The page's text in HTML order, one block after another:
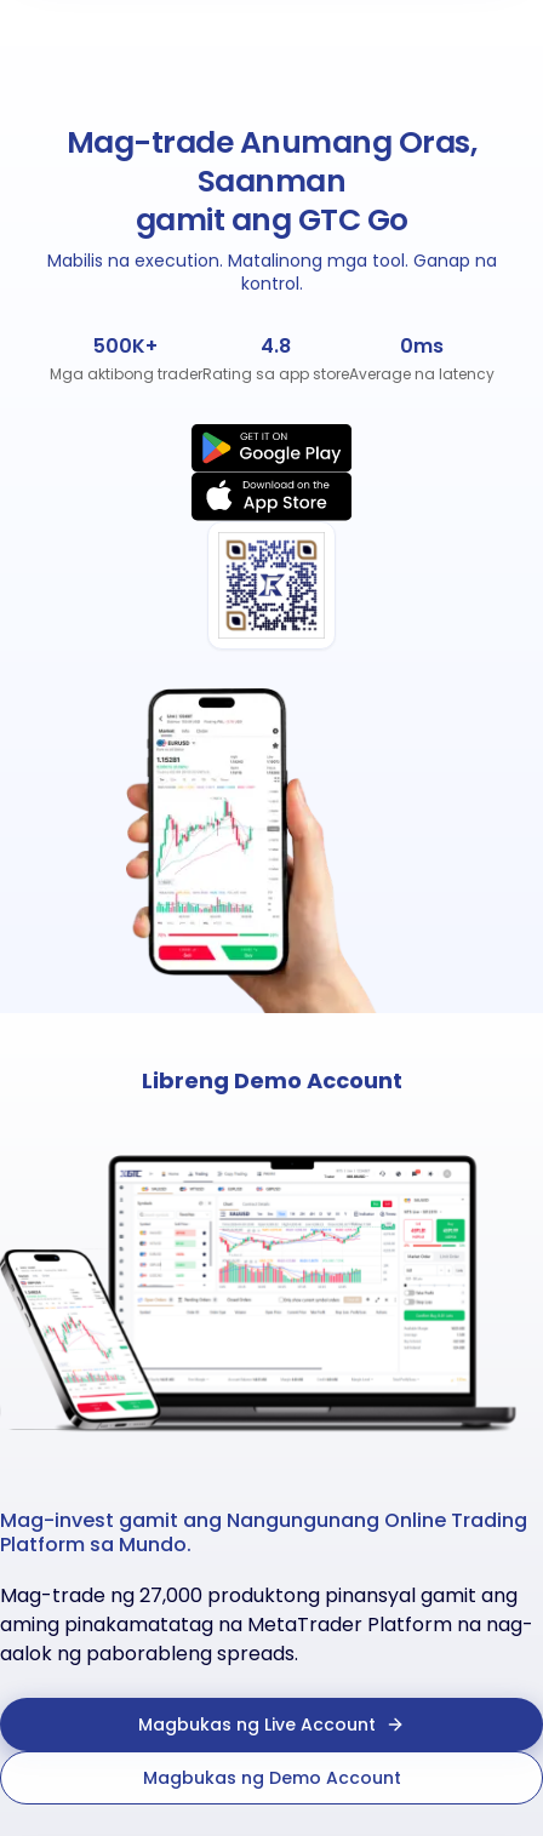
Mag-trade Anumang Oras,
Saanman
gamit ang GTC Go
Mabilis na execution. Matalinong mga tool. Ganap na
kontrol.
500K+
Mga aktibong trader
4.8
Rating sa app store
0ms
Average na latency
Libreng Demo Account
Mag-invest gamit ang Nangungunang Online Trading
Platform sa Mundo.
Mag-trade ng 27,000 produktong pinansyal gamit ang
aming pinakamatatag na MetaTrader Platform na nag-
aalok ng paborableng spreads.
Magbukas ng Live Account
Magbukas ng Demo Account